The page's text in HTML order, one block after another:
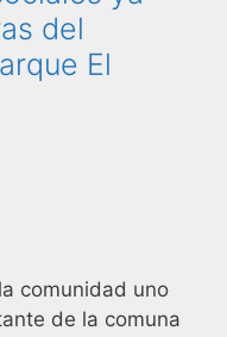
del
El
comunidad uno
de la comuna